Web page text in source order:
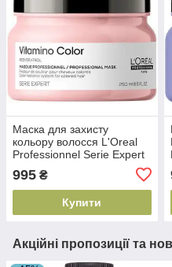
Маска для захисту
кольору волосся L'Oreal
Professionnel Serie Expert
(3474636976058)
995 ₴
Купити
Акційні пропозиції та